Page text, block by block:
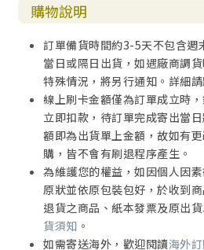
購物說明
訂單備貨時間約3-5天不包含週
當日或隔日出貨，如遇廠商調
特殊情況，將另行通知。詳細
線上刷卡金額僅為訂單成立時
立即扣款，待訂單完成寄出當
額即為出貨單上金額，故如有
購，皆不會有刷退程序產生。
為維護您的權益，如因個人因
原狀並依原包裝包好，於收到
退貨之商品、紙本發票及原出
貨須知 。
如需寄送海外，歡迎閱讀海外